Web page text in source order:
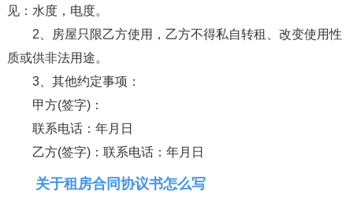
见：水度，电度。
2、房屋只限乙方使用，乙方不得私自转租、改变使用性
质或供非法用途。
3、其他约定事项：
甲方(签字)：
联系电话：年月日
乙方(签字)：联系电话：年月日
关于租房合同协议书怎么写